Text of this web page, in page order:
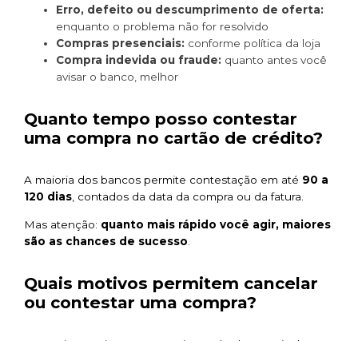
Erro, defeito ou descumprimento de oferta:
enquanto o problema não for resolvido
Compras presenciais: conforme política da loja
Compra indevida ou fraude: quanto antes você
avisar o banco, melhor
Quanto tempo posso contestar
uma compra no cartão de crédito?
A maioria dos bancos permite contestação em até 90 a
120 dias , contados da data da compra ou da fatura.
Mas atenção: quanto mais rápido você agir, maiores
são as chances de sucesso.
Quais motivos permitem cancelar
ou contestar uma compra?